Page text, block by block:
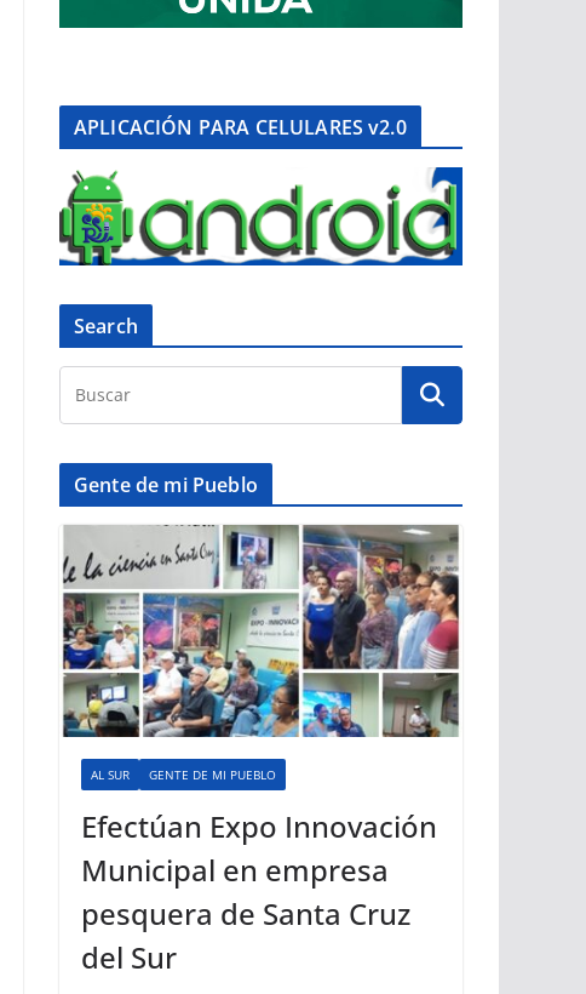
APLICACIÓN PARA CELULARES v2.0
Search
Gente de mi Pueblo
AL SUR GENTE DE MI PUEBLO
Efectúan Expo Innovación
Municipal en empresa
pesquera de Santa Cruz
del Sur